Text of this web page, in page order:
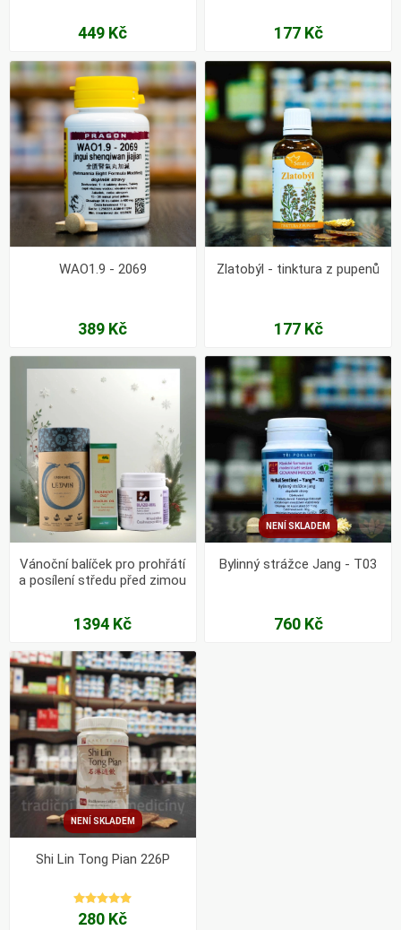
449 Kč 177 Kč
WAO1.9 - 2069
389 Kč
Zlatobýl - tinktura z pupenů
177 Kč
Vánoční balíček pro prohřátí
a posílení středu před zimou
1394 Kč
NENÍ SKLADEM
Bylinný strážce Jang - T03
760 Kč
NENÍ SKLADEM
Shi Lin Tong Pian 226P
280 Kč